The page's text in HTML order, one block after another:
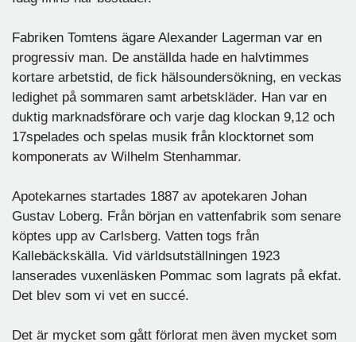
Fabriken Tomtens ägare Alexander Lagerman var en
progressiv man. De anställda hade en halvtimmes
kortare arbetstid, de fick hälsoundersökning, en veckas
ledighet på sommaren samt arbetskläder. Han var en
duktig marknadsförare och varje dag klockan 9,12 och
17spelades och spelas musik från klocktornet som
komponerats av Wilhelm Stenhammar.
Apotekarnes startades 1887 av apotekaren Johan
Gustav Loberg. Från början en vattenfabrik som senare
köptes upp av Carlsberg. Vatten togs från
Kallebäckskälla. Vid världsutställningen 1923
lanserades vuxenläsken Pommac som lagrats på ekfat.
Det blev som vi vet en succé.
Det är mycket som gått förlorat men även mycket som